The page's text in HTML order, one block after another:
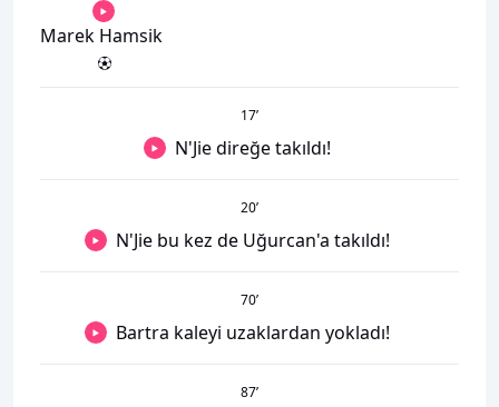
Marek Hamsik
17’
N'Jie direğe takıldı!
20’
N'Jie bu kez de Uğurcan'a takıldı!
70’
Bartra kaleyi uzaklardan yokladı!
87’